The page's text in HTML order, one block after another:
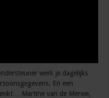
werk je dagelijks
En een
Martine van de Merwe,